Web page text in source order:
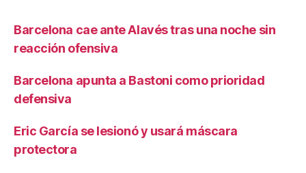
Barcelona cae ante Alavés tras una noche sin
reacción ofensiva
Barcelona apunta a Bastoni como prioridad
defensiva
Eric García se lesionó y usará máscara
protectora